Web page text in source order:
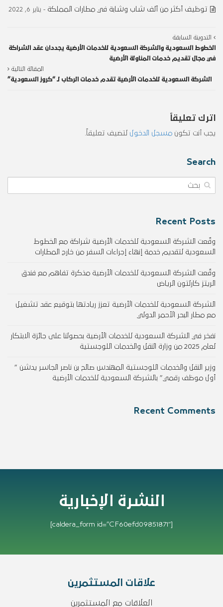
توظيف أكثر من ألف شاب وشابة في مطارات المملكة - يناير 6, 2022
التدوينة السابقة
الخطوط السعودية والشركة السعودية للخدمات الأرضية يجددان عقد الشراكة
في مجال تقديم خدمات المناولة الأرضية
المقالة التالية
الشركة السعودية للخدمات الأرضية تقدم خدمات الركاب لـ “كروز السعودية”
اترك تعليقاً
يجب أنت تكون مسجل الدخول لتضيف تعليقاً.
Search
Recent Posts
وقّعت الشركة السعودية للخدمات الأرضية شراكة مع الخطوط
السعودية لتقديم خدمة إنهاء إجراءات السفر من خارج المطارات
وقّعت الشركة السعودية للخدمات الأرضية مذكرة تفاهم مع فندق
الريتز كارلتون الرياض
الشركة السعودية للخدمات الأرضية تعزز ريادتها بتوقيع عقد تشغيل
مع مطار البحر الأحمر الدولي
نفخر في الشركة السعودية للخدمات الأرضية بحصولنا على جائزة الابتكار
لعام 2025 من وزارة النقل والخدمات اللوجستية
وزير النقل والخدمات اللوجستية المهندس صالح بن ناصر الجاسر يدشن ”
أول موظف رقمي” بالشركة السعودية للخدمات الأرضية
Recent Comments
النشرة الإخبارية
[caldera_form id=”CF60efd09851871″]
علاقات المستثمرين
العلاقات مع المستثمرين